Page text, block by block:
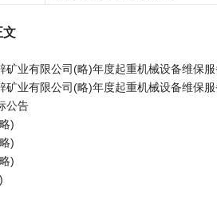
文
矿业有限公司(略)年度起重机械设备维保
矿业有限公司(略)年度起重机械设备维保服
公告
)
)
)